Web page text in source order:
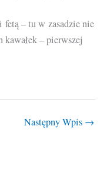
– tu w zasadzie nie
– pierwszej
Następny Wpis →